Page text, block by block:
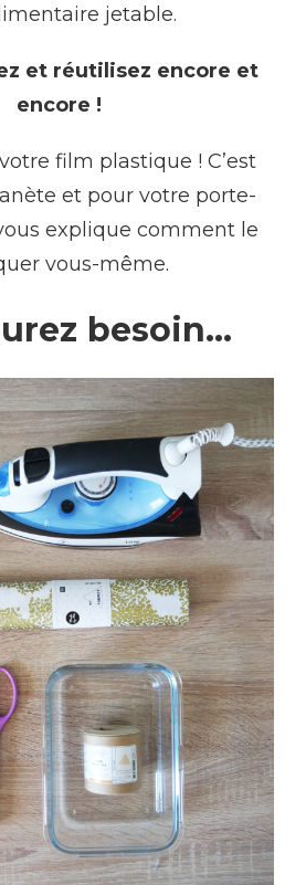
jetable.
et réutilisez encore et
encore !
film plastique ! C’est
et pour votre porte-
explique comment le
vous-même.
besoin…